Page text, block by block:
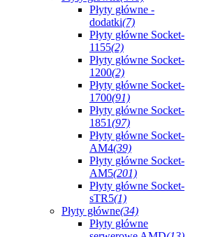
Płyty główne -
dodatki(7)
Płyty główne Socket-
1155(2)
Płyty główne Socket-
1200(2)
Płyty główne Socket-
1700(91)
Płyty główne Socket-
1851(97)
Płyty główne Socket-
AM4(39)
Płyty główne Socket-
AM5(201)
Płyty główne Socket-
sTR5(1)
Płyty główne(34)
Płyty główne